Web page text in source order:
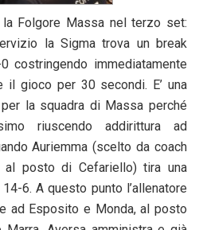
Folgore Massa nel terzo set:
la Sigma trova un break
costringendo immediatamente
il gioco per 30 secondi. E’ una
la squadra di Massa perché
riuscendo addirittura ad
Auriemma (scelto da coach
al posto di Cefariello) tira una
6. A questo punto l’allenatore
ad Esposito e Monda, al posto